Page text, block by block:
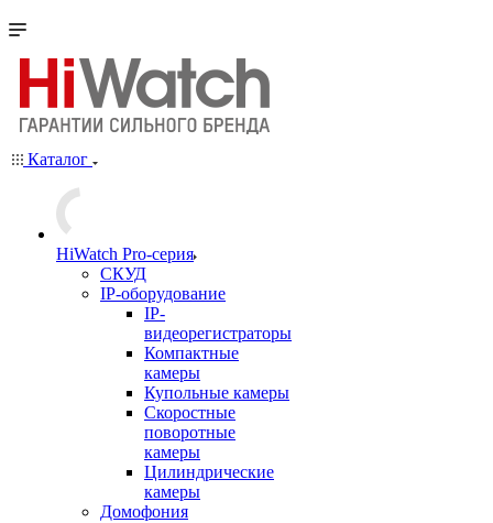
Каталог
HiWatch Pro-серия
CКУД
IP-оборудование
IP-
видеорегистраторы
Компактные
камеры
Купольные камеры
Скоростные
поворотные
камеры
Цилиндрические
камеры
Домофония